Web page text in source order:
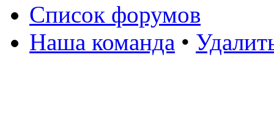
Список форумов
Наша команда •